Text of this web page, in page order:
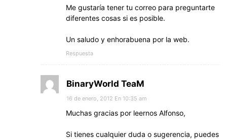
Me gustaría tener tu correo para preguntarte
diferentes cosas si es posible.
Un saludo y enhorabuena por la web.
Respuesta
BinaryWorld TeaM
16 de enero, 2012 En 10:35 am
Muchas gracias por leernos Alfonso,
Si tienes cualquier duda o sugerencia, puedes